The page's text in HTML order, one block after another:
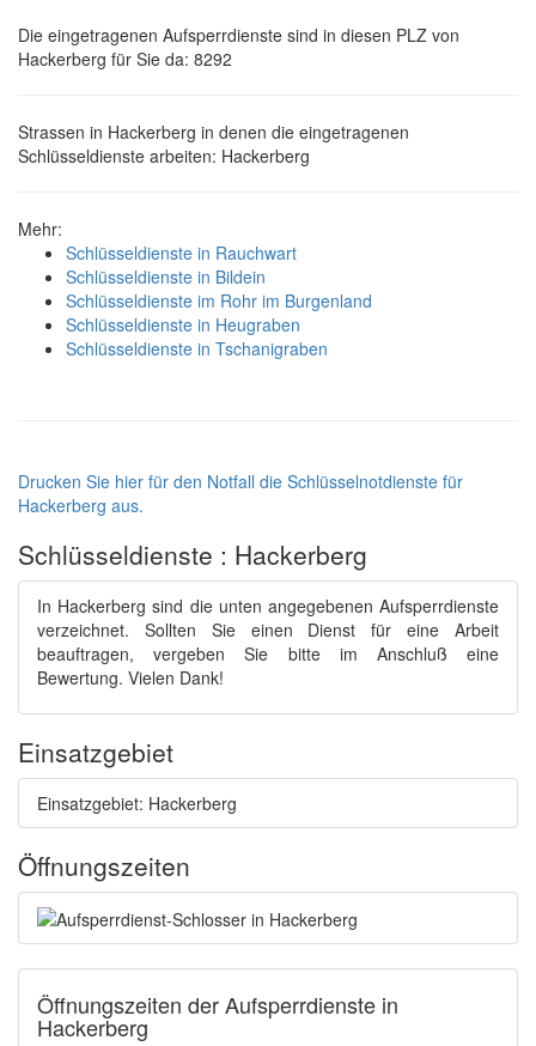
Die eingetragenen Aufsperrdienste sind in diesen PLZ von
Hackerberg für Sie da: 8292
Strassen in Hackerberg in denen die eingetragenen
Schlüsseldienste arbeiten: Hackerberg
Mehr:
Schlüsseldienste in Rauchwart
Schlüsseldienste in Bildein
Schlüsseldienste im Rohr im Burgenland
Schlüsseldienste in Heugraben
Schlüsseldienste in Tschanigraben
Drucken Sie hier für den Notfall die Schlüsselnotdienste für
Hackerberg aus.
Schlüsseldienste : Hackerberg
In Hackerberg sind die unten angegebenen Aufsperrdienste
verzeichnet. Sollten Sie einen Dienst für eine Arbeit
beauftragen, vergeben Sie bitte im Anschluß eine
Bewertung. Vielen Dank!
Einsatzgebiet
Einsatzgebiet: Hackerberg
Öffnungszeiten
Öffnungszeiten der Aufsperrdienste in
Hackerberg